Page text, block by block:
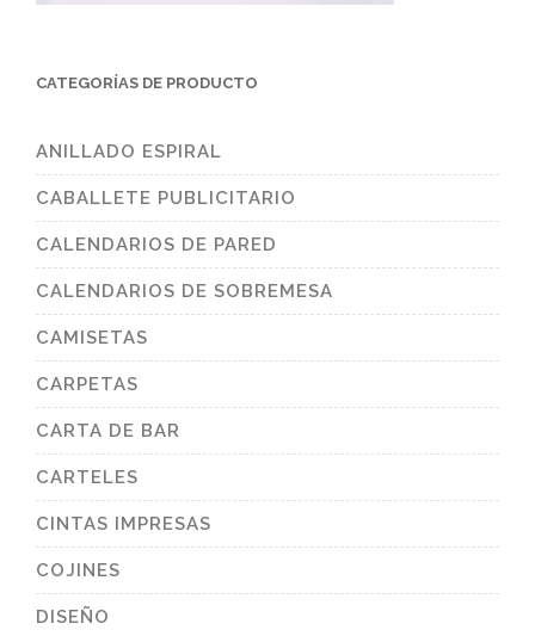
CATEGORÍAS DE PRODUCTO
ANILLADO ESPIRAL
CABALLETE PUBLICITARIO
CALENDARIOS DE PARED
CALENDARIOS DE SOBREMESA
CAMISETAS
CARPETAS
CARTA DE BAR
CARTELES
CINTAS IMPRESAS
COJINES
DISEÑO